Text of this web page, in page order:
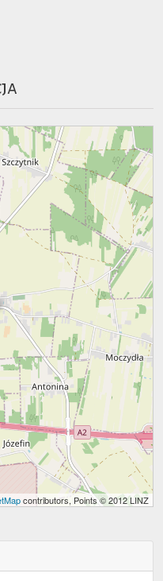
contributors, Points © 2012 LINZ